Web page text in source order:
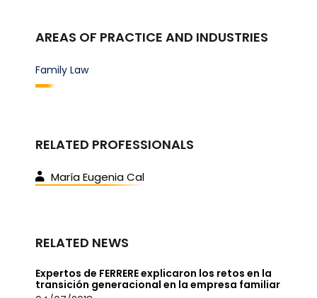
AREAS OF PRACTICE AND INDUSTRIES
Family Law
RELATED PROFESSIONALS
María Eugenia Cal
RELATED NEWS
Expertos de FERRERE explicaron los retos en la
transición generacional en la empresa familiar